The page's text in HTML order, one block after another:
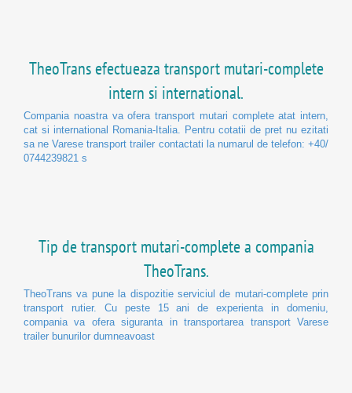
TheoTrans efectueaza transport mutari-complete
intern si international.
Compania noastra va ofera transport mutari complete atat intern,
cat si international Romania-Italia. Pentru cotatii de pret nu ezitati
sa ne Varese transport trailer contactati la numarul de telefon: +40/
0744239821 s
Tip de transport mutari-complete a compania
TheoTrans.
TheoTrans va pune la dispozitie serviciul de mutari-complete prin
transport rutier. Cu peste 15 ani de experienta in domeniu,
compania va ofera siguranta in transportarea transport Varese
trailer bunurilor dumneavoast